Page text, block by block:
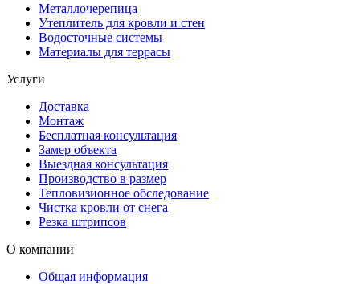
Металлочерепица
Утеплитель для кровли и стен
Водосточные системы
Материалы для террасы
Услуги
Доставка
Монтаж
Бесплатная консультация
Замер объекта
Выездная консультация
Производство в размер
Тепловизионное обследование
Чистка кровли от снега
Резка штрипсов
О компании
Общая информация